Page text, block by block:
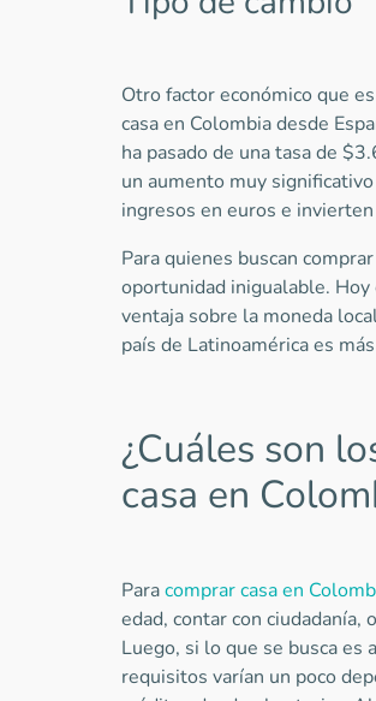
Otro factor económico que
casa en Colombia desde
ha pasado de una tasa de
un aumento muy
ingresos en euros e
Para quienes buscan
oportunidad inigualable.
ventaja sobre la moneda
país de Latinoamérica es
¿Cuáles son
casa en
Paracomprar casa en
edad, contar con
Luego, si lo que se busca es
requisitos varían un poco